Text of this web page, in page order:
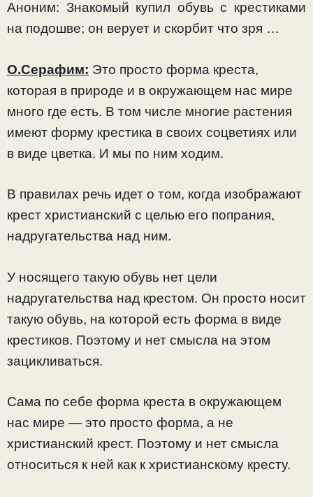
Аноним: Знакомый купил обувь с крестиками
на подошве; он верует и скорбит что зря …
О.Серафим: Это просто форма креста,
которая в природе и в окружающем нас мире
много где есть. В том числе многие растения
имеют форму крестика в своих соцветиях или
в виде цветка. И мы по ним ходим.
В правилах речь идет о том, когда изображают
крест христианский с целью его попрания,
надругательства над ним.
У носящего такую обувь нет цели
надругательства над крестом. Он просто носит
такую обувь, на которой есть форма в виде
крестиков. Поэтому и нет смысла на этом
зацикливаться.
Сама по себе форма креста в окружающем
нас мире — это просто форма, а не
христианский крест. Поэтому и нет смысла
относиться к ней как к христианскому кресту.